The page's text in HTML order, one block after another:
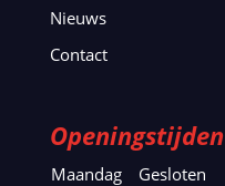
Nieuws
Contact
Openingstijden
Maandag
Gesloten